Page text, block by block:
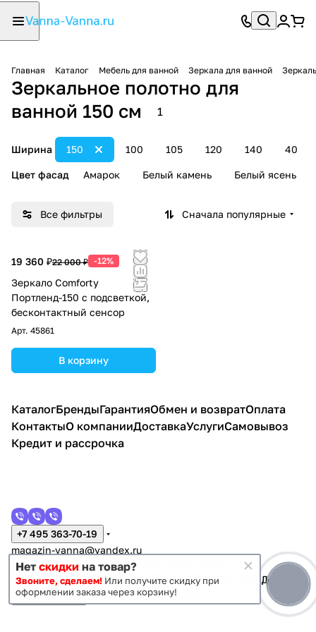
Главная Каталог Мебель для ванной Зеркала для ванной
Зеркальное полотно для
ванной 150 см
1
Ширина 100 105 120 140
150 40
Цвет фасад Амарок Белый камень Белый ясень
Все фильтры Сначала популярные
19 360 ₽22 000 ₽ -12%
Зеркало Comforty
Портленд-150 с подсветкой,
бесконтактный сенсор
Арт. 45861
В корзину
КаталогБрендыГарантияОбмен и возвратОплата
КонтактыО компанииДоставкаУслугиСамовывоз
Кредит и рассрочка
+7 495 363-70-19
magazin-vanna@yandex.ru
г. Москва, Митино, улица Пятницкое шоссе 47
Темная тема Конфиденциальность
Нет скидки на товар?
Звоните, сделаем! Или получите скидку при
оформлении заказа через корзину!